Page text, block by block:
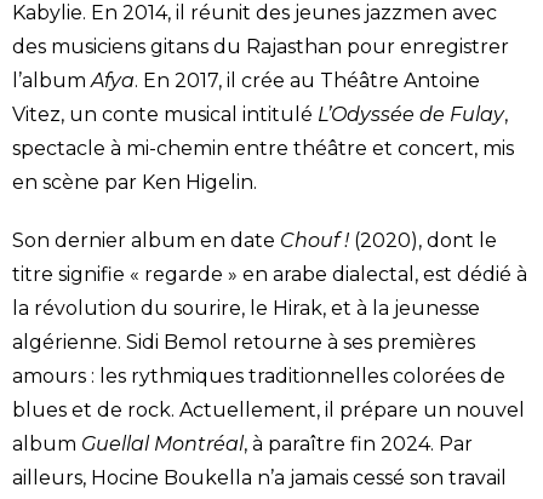
Kabylie. En 2014, il réunit des jeunes jazzmen avec
des musiciens gitans du Rajasthan pour enregistrer
l’albumAfya. En 2017, il crée au Théâtre Antoine
Vitez, un conte musical intitulé L’Odyssée de Fulay,
spectacle à mi-chemin entre théâtre et concert, mis
en scène par Ken Higelin.
Son dernier album en date Chouf ! (2020), dont le
titre signifie « regarde » en arabe dialectal, est dédié à
la révolution du sourire, le Hirak, et à la jeunesse
algérienne. Sidi Bemol retourne à ses premières
amours : les rythmiques traditionnelles colorées de
blues et de rock. Actuellement, il prépare un nouvel
album Guellal Montréal, à paraître fin 2024. Par
ailleurs, Hocine Boukella n’a jamais cessé son travail